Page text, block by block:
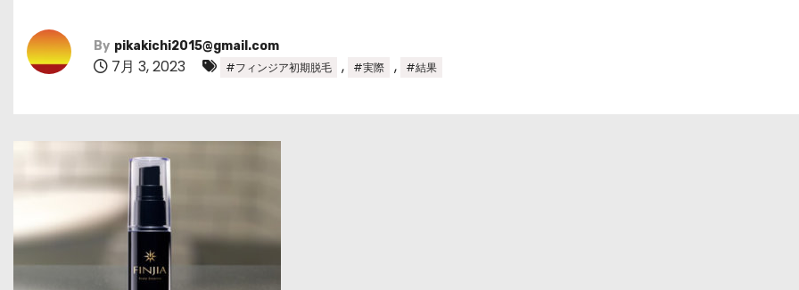
By pikakichi2015@gmail.com
7月 3, 2023 #フィンジア初期脱毛 , #実際 , #結果